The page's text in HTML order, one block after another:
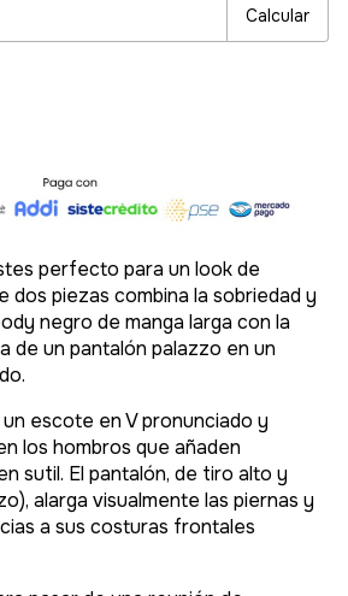
Calcular
perfecto para un look de
dos piezas combina la sobriedad y
negro de manga larga con la
de un pantalón palazzo en un
escote en V pronunciado y
los hombros que añaden
sutil. El pantalón, de tiro alto y
alarga visualmente las piernas y
a sus costuras frontales